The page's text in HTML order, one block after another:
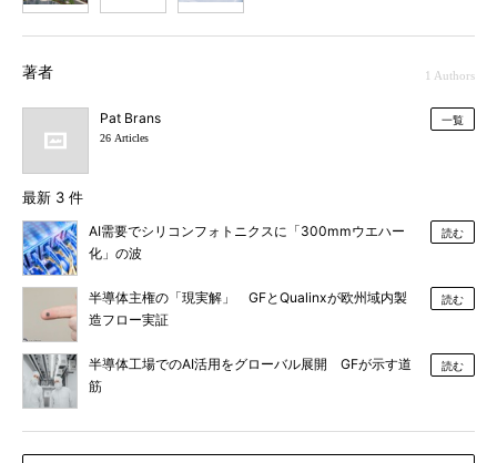
著者 1 Authors
Pat Brans
26 Articles
一覧
最新 3 件
AI需要でシリコンフォトニクスに「300mmウエハー
化」の波
読む
半導体主権の「現実解」 GFとQualinxが欧州域内製
造フロー実証
読む
半導体工場でのAI活用をグローバル展開 GFが示す道
筋
読む